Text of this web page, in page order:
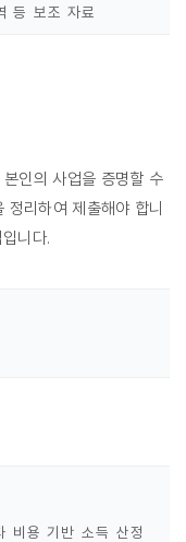
등 보조 자료
인의 사업을 증명할 수
리하여 제출해야 합니
니다.
비용 기반 소득 산정